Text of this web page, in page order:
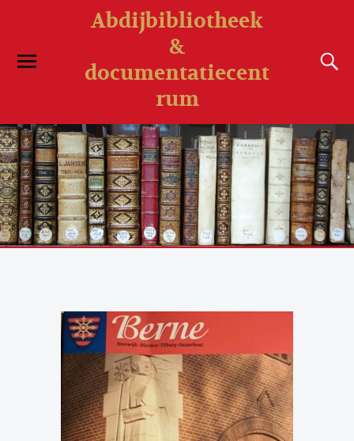
Abdijbibliotheek
&
documentatiecent
rum